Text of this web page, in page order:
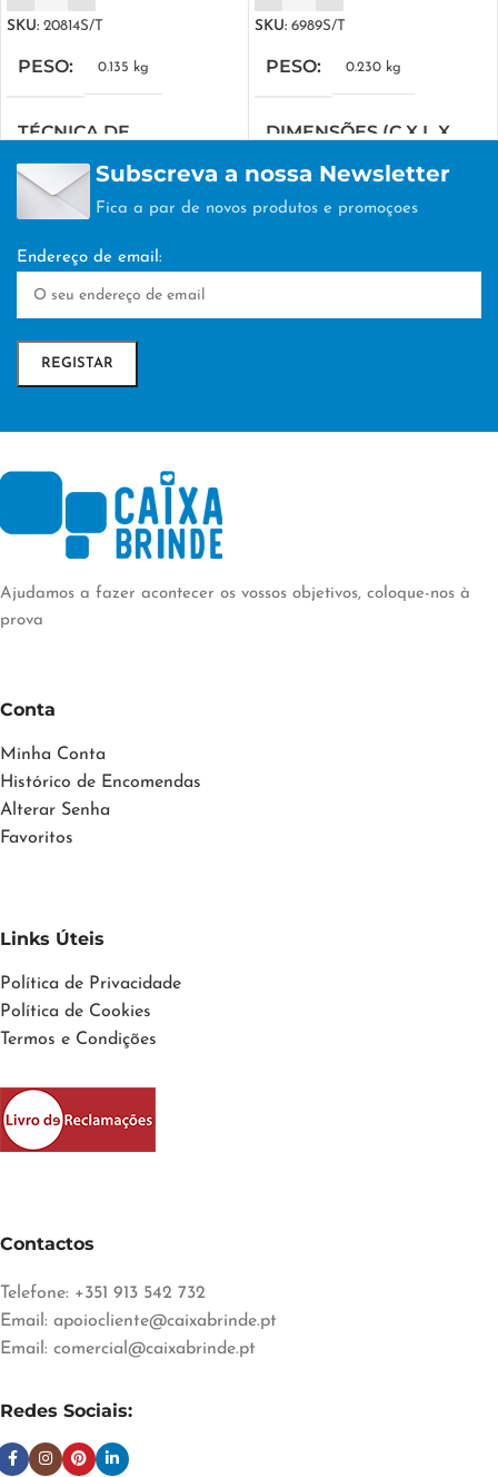
SKU: 20814S/T
PESO 0.135 kg
TÉCNICA DE
TAMPOGRAFIA
SKU: 6989S/T
PESO 0.230 kg
DIMENSÕES (C X L X
38 × 19 × 18 cm
TÉCNICA DE
Subscreva a nossa Newsletter
Fica a par de novos produtos e promoçoes
Endereço de email:
Ajudamos a fazer acontecer os vossos objetivos, coloque-nos à
prova
Conta
Minha Conta
Histórico de Encomendas
Alterar Senha
Favoritos
Links Úteis
Política de Privacidade
Política de Cookies
Termos e Condições
Contactos
Telefone: +351 913 542 732
Email: apoiocliente@caixabrinde.pt
Email: comercial@caixabrinde.pt
Redes Sociais: